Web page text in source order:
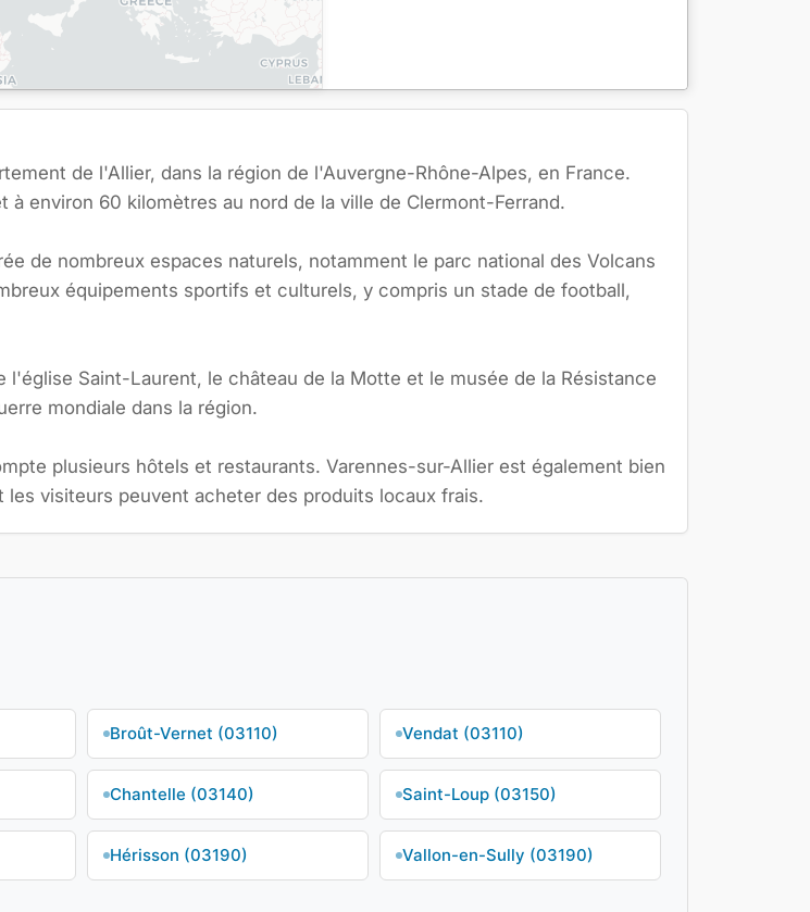
de l'Allier, dans la région de l'Auvergne-Rhône-Alpes, en France.
environ 60 kilomètres au nord de la ville de Clermont-Ferrand.
de nombreux espaces naturels, notamment le parc national des Volcans
équipements sportifs et culturels, y compris un stade de football,
Saint-Laurent, le château de la Motte et le musée de la Résistance
mondiale dans la région.
plusieurs hôtels et restaurants. Varennes-sur-Allier est également bien
visiteurs peuvent acheter des produits locaux frais.
Broût-Vernet (03110) Vendat (03110)
Chantelle (03140) Saint-Loup (03150)
Hérisson (03190) Vallon-en-Sully (03190)